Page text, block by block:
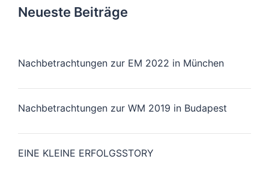
Neueste Beiträge
Nachbetrachtungen zur EM 2022 in München
Nachbetrachtungen zur WM 2019 in Budapest
EINE KLEINE ERFOLGSSTORY